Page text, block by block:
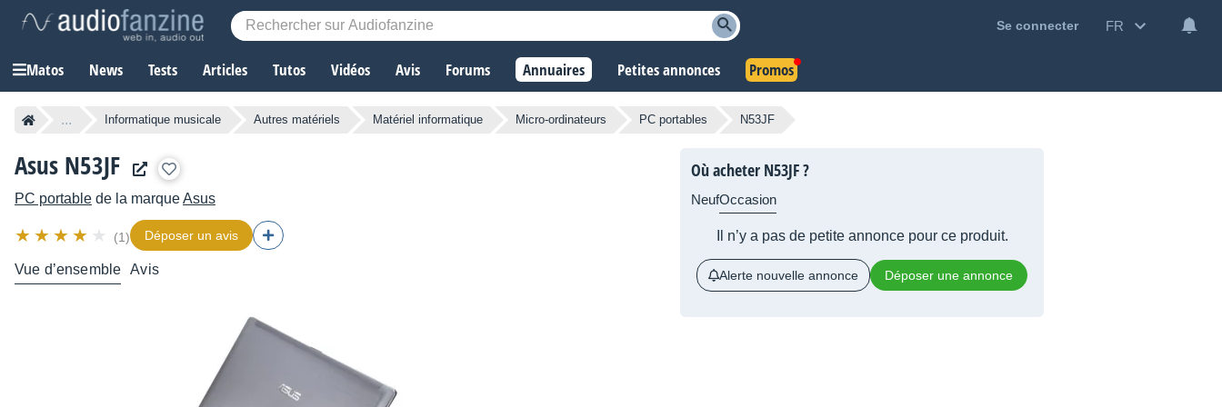
Se connecter FR
Matos News Tests Articles Tutos Vidéos Avis Forums Annuaires Petites annonces Promos
... Informatique musicale Autres matériels Matériel informatique Micro-ordinateurs PC portables N53JF
Asus N53JF
PC portable de la marqueAsus
(1) Déposer un avis
Vue d’ensemble Avis
Où acheter N53JF ?
NeufOccasion
Il n’y a pas de petite annonce pour ce produit.
Alerte nouvelle annonce Déposer une annonce